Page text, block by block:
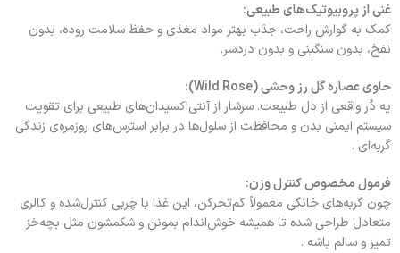
غنی از پروبیوتیک‌های طبیعی:
کمک به گوارش راحت، جذب بهتر مواد مغذی و حفظ سلامت روده، بدون
نفخ، بدون سنگینی و بدون دردسر.
حاوی عصاره گل رز وحشی (Wild Rose):
یه دُر واقعی از دل طبیعت. سرشار از آنتی‌اکسیدان‌های طبیعی برای تقویت
سیستم ایمنی بدن و محافظت از سلول‌ها در برابر استرس‌های روزمره‌ی زندگی
گربه‌ای .
فرمول مخصوص کنترل وزن:
چون گربه‌های خانگی معمولاً کم‌تحرکن، این غذا با چربی کنترل‌شده و کالری
متعادل طراحی شده تا همیشه خوش‌اندام بمونن و شکمشون مثل بچه‌خز
تمیز و سالم باشه .